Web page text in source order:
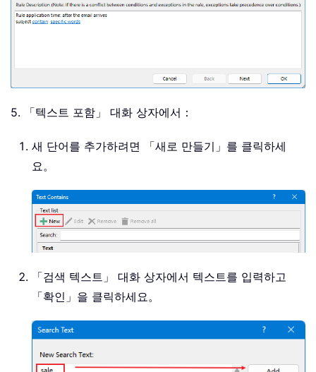
5. 「텍스트 포함」 대화 상자에서：
새 단어를 추가하려면 「새로 만들기」를 클릭하세
요。
「검색 텍스트」 대화 상자에서 텍스트를 입력하고
「확인」을 클릭하세요。